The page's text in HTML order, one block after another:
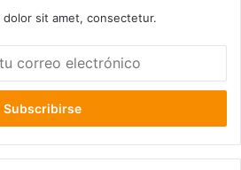
dolor sit amet, consectetur.